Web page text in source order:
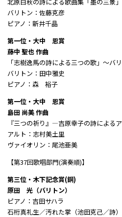
バリトン：佐藤克彦
ピアノ：新井千晶
第一位・大中 恩賞
藤中 聖也 作曲
「志樹逸馬の詩による三つの歌」～バ
バリトン：田中雅史
ピアノ：森 裕子
第一位・大中 恩賞
島田 尚美 作曲
『三つの祈り』―吉原幸子の詩による
アルト：志村美土里
ヴァイオリン：尾池亜美
【第37回歌唱部門(演奏順)】
第三位・木下記念賞(銅)
原田 光（バリトン）
ピアノ：吉田サハラ
石桁真礼生／汚れた掌（池田克己／詩）